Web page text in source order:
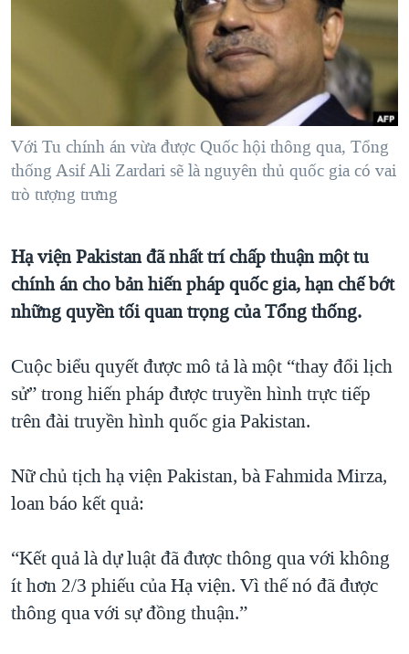
NGƯỜI VIỆT HẢI NGOẠI
SỨC KHOẺ
VĂN HOÁ
GIÁO DỤC
HÀNH TRÌNH BẦU CỬ 2024
MỘT NĂM CHIẾN TRANH TẠI DẢI GAZA
GIẢI MÃ VÀNH ĐAI & CON ĐƯỜNG
TRỊNH VĨNH BÌNH - NGƯỜI HẠ 'BÊN THẮNG CUỘC'
GROUND ZERO – XƯA VÀ NAY
CÁC GIÁ TRỊ CỘNG HÒA Ở VIỆT NAM
THƯỢNG ĐỈNH TRUMP-KIM TẠI VIỆT NAM
NGƯ DÂN VIỆT VÀ LÀN SÓNG TRỘM HẢI SÂM
BÊN KIA QUỐC LỘ: TIẾNG VỌNG TỪ NÔNG THÔN MỸ
QUAN HỆ VIỆT MỸ
Ngôn ngữ khác
Với Tu chính án vừa được Quốc hội thông qua, Tổng
thống Asif Ali Zardari sẽ là nguyên thủ quốc gia có vai
trò tượng trưng
Hạ viện Pakistan đã nhất trí chấp thuận một tu
chính án cho bản hiến pháp quốc gia, hạn chế bớt
những quyền tối quan trọng của Tổng thống.
Cuộc biểu quyết được mô tả là một “thay đổi lịch
sử” trong hiến pháp được truyền hình trực tiếp
trên đài truyền hình quốc gia Pakistan.
Nữ chủ tịch hạ viện Pakistan, bà Fahmida Mirza,
loan báo kết quả:
“Kết quả là dự luật đã được thông qua với không
ít hơn 2/3 phiếu của Hạ viện. Vì thế nó đã được
thông qua với sự đồng thuận.”